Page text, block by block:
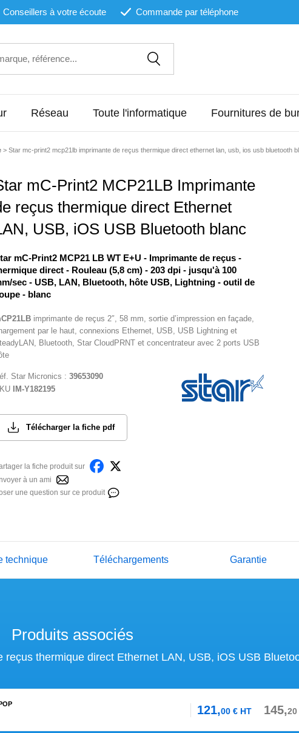
Conseillers à votre écoute Commande par téléphone
Réseau Toute l'informatique Fournitures de
> Star mc-print2 mcp21lb imprimante de reçus thermique direct ethernet lan, usb, ios usb bluetooth
mC-Print2 MCP21LB Imprimante
reçus thermique direct Ethernet
USB, iOS USB Bluetooth blanc
mC-Print2 MCP21 LB WT E+U - Imprimante de reçus -
direct - Rouleau (5,8 cm) - 203 dpi - jusqu'à 100
sec - USB, LAN, Bluetooth, hôte USB, Lightning - outil de
- blanc
imprimante de reçus 2″, 58 mm, sortie d’impression en façade,
par le haut, connexions Ethernet, USB, USB Lightning et
Bluetooth, Star CloudPRNT et concentrateur avec 2 ports USB
Star Micronics : 39653090
IM-Y182195
Télécharger la fiche pdf
la fiche produit sur
à un ami
une question sur ce produit
technique Téléchargements Garantie
Produits associés
thermique direct Ethernet LAN, USB, iOS USB
121,00€HT 145,20